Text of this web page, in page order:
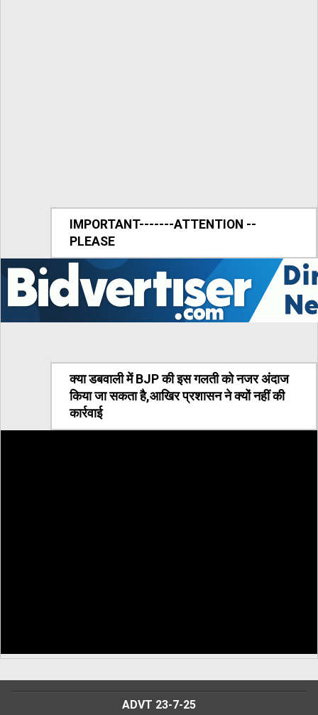
IMPORTANT-------ATTENTION --
PLEASE
क्या डबवाली में BJP की इस गलती को नजर अंदाज
किया जा सकता है,आखिर प्रशासन ने क्यों नहीं की
कार्रवाई
ADVT 23-7-25